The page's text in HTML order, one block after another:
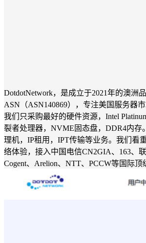
DotdotNetwork，是成立于2021年的澳洲
ASN（ASN140869），专注美国服务器
我们只采购最好的硬件资源，Intel
裂者处理器，NVME固态盘，DDR4内存
理机，IP租用，IPT传输等业务。我们看
络体验，接入中国电信CN2GIA、163、
Cogent、Arelion、NTT、PCCW等国际顶